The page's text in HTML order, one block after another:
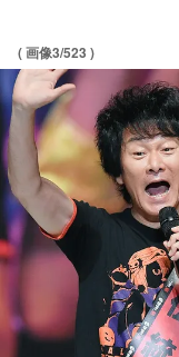
( 画像3/523 )